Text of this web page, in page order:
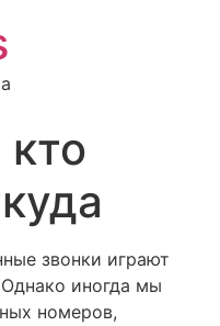
кто
звонки играют
иногда мы
номеров,